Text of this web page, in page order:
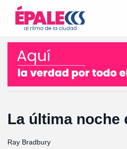
La última noche
Ray Bradbury